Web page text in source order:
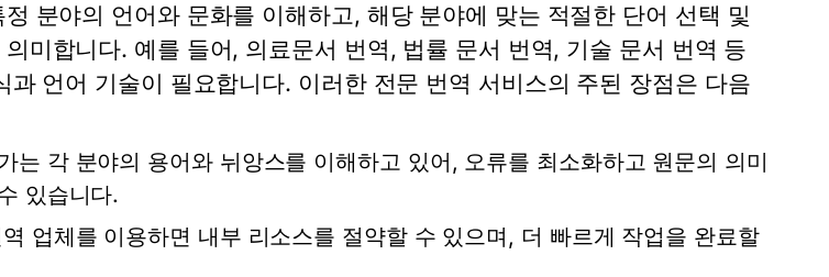
분야의 언어와 문화를 이해하고, 해당 분야에 맞는 적절한 단어 선택 및
미합니다. 예를 들어, 의료문서 번역, 법률 문서 번역, 기술 문서 번역 등
과 언어 기술이 필요합니다. 이러한 전문 번역 서비스의 주된 장점은 다음
는 각 분야의 용어와 뉘앙스를 이해하고 있어, 오류를 최소화하고 원문의 의미
있습니다.
업체를 이용하면 내부 리소스를 절약할 수 있으며, 더 빠르게 작업을 완료할